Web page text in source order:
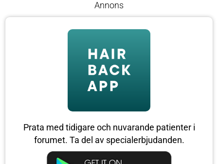
Annons
Prata med tidigare och nuvarande patienter i
forumet. Ta del av specialerbjudanden.